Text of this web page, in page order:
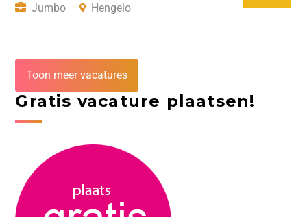
Jumbo
Hengelo
Toon meer vacatures
Gratis vacature plaatsen!